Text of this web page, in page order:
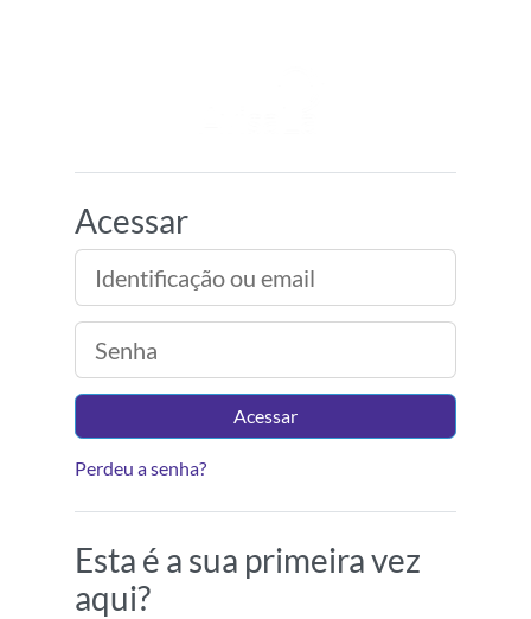
Acessar
Identificação ou email
Senha
Acessar
Perdeu a senha?
Esta é a sua primeira vez
aqui?